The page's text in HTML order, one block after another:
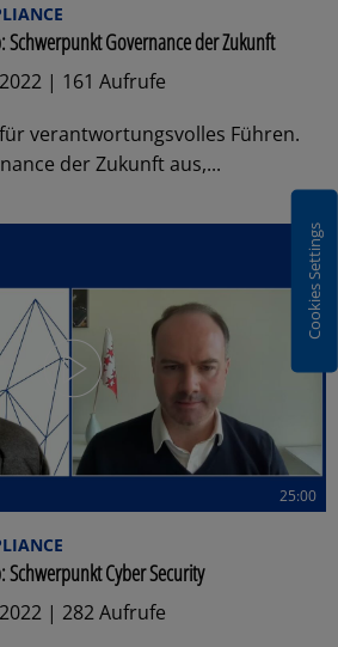
Schwerpunkt Governance der Zukunft
| 161 Aufrufe
verantwortungsvolles Führen.
der Zukunft aus,...
25:00
Cyber Security
| 282 Aufrufe
Cookies Settings